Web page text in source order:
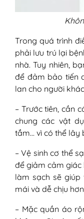
Trong quá trình
phải lưu trú lại
nhà. Tuy nhiên,
để đảm bảo tiến
lan cho người
– Trước tiên, cần
chung các vật
tắm… vì có thể lây
– Vệ sinh cơ thể
để giảm cảm giác
làm sạch sẽ
mái và dễ chịu
– Mặc quần áo